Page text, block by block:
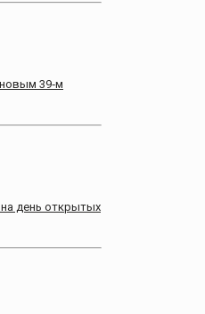
39‑м
день открытых